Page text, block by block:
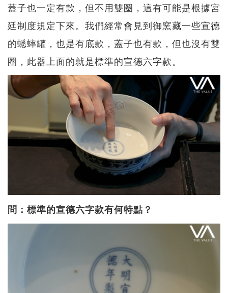
蓋子也一定有款，但不用雙圈，這有可能是根據宮
廷制度規定下來。我們經常會見到御窯藏一些宣德
的蟋蟀罐，也是有底款，蓋子也有款，但也沒有雙
圈，此器上面的就是標準的宣德六字款。
問：標準的宣德六字款有何特點？